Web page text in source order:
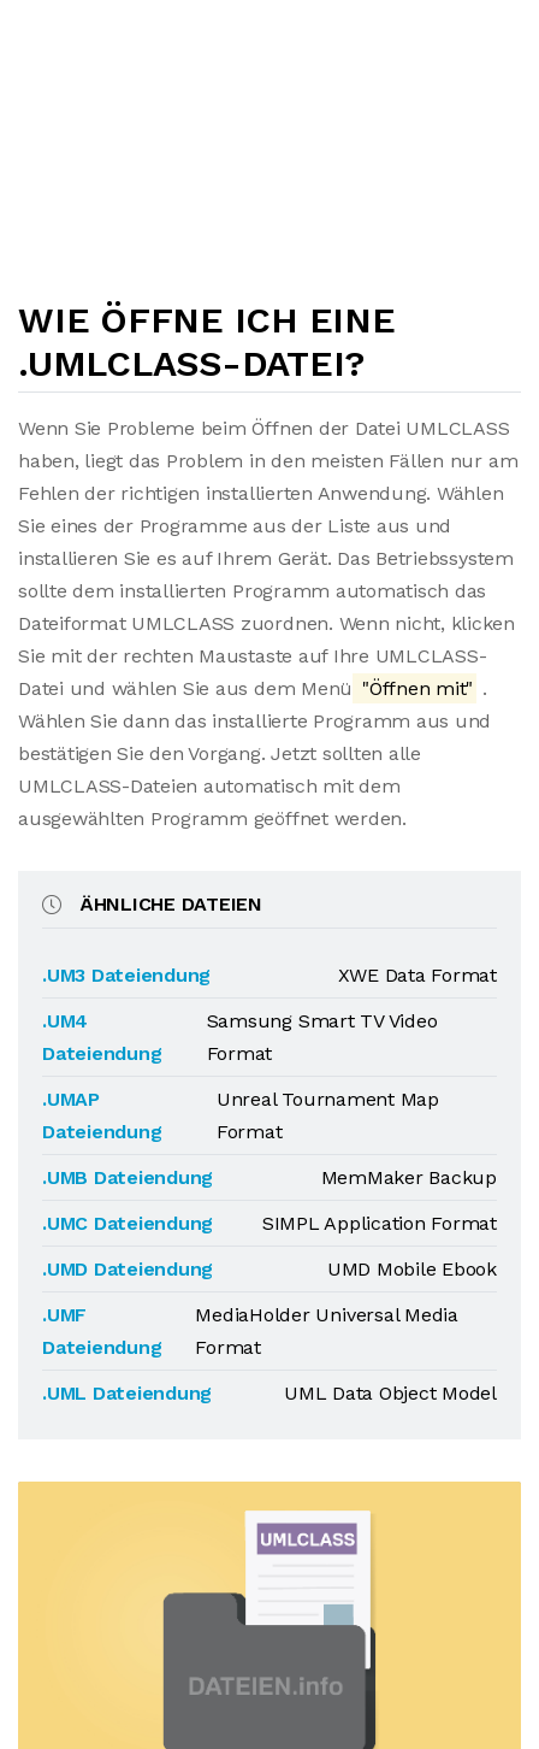
WIE ÖFFNE ICH EINE
.UMLCLASS-DATEI?
Wenn Sie Probleme beim Öffnen der Datei UMLCLASS
haben, liegt das Problem in den meisten Fällen nur am
Fehlen der richtigen installierten Anwendung. Wählen
Sie eines der Programme aus der Liste aus und
installieren Sie es auf Ihrem Gerät. Das Betriebssystem
sollte dem installierten Programm automatisch das
Dateiformat UMLCLASS zuordnen. Wenn nicht, klicken
Sie mit der rechten Maustaste auf Ihre UMLCLASS-
Datei und wählen Sie aus dem Menü "Öffnen mit" .
Wählen Sie dann das installierte Programm aus und
bestätigen Sie den Vorgang. Jetzt sollten alle
UMLCLASS-Dateien automatisch mit dem
ausgewählten Programm geöffnet werden.
ÄHNLICHE DATEIEN
.UM3 Dateiendung
XWE Data Format
.UM4
Dateiendung
Samsung Smart TV Video
Format
.UMAP
Dateiendung
Unreal Tournament Map
Format
.UMB Dateiendung
MemMaker Backup
.UMC Dateiendung
SIMPL Application Format
.UMD Dateiendung
UMD Mobile Ebook
.UMF
Dateiendung
MediaHolder Universal Media
Format
.UML Dateiendung
UML Data Object Model